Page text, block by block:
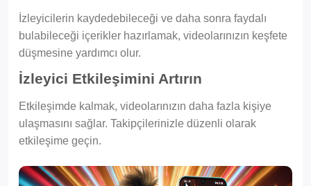
İzleyicilerin kaydedebileceği ve daha sonra faydalı
bulabileceği içerikler hazırlamak, videolarınızın keşfete
düşmesine yardımcı olur.
İzleyici Etkileşimini Artırın
Etkileşimde kalmak, videolarınızın daha fazla kişiye
ulaşmasını sağlar. Takipçilerinizle düzenli olarak
etkileşime geçin.